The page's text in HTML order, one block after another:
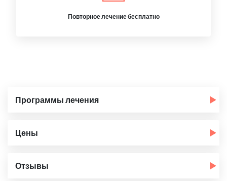
Повторное лечение бесплатно
Программы лечения
Цены
Отзывы